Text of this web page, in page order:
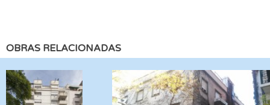
OBRAS RELACIONADAS